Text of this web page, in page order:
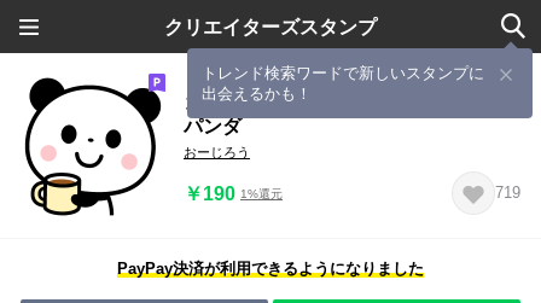
クリエイターズスタンプ
トレンド検索ワードで新しいスタンプに
出会えるかも！
コレひとつで大丈夫☆使いやすい毎日
パンダ
おーじろう
￥190 1%還元 719
PayPay決済が利用できるようになりました